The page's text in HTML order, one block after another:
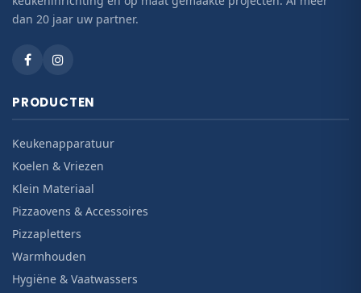
dan 20 jaar uw partner.
PRODUCTEN
Keukenapparatuur
Koelen & Vriezen
Klein Materiaal
Pizzaovens & Accessoires
Pizzapletters
Warmhouden
Hygiëne & Vaatwassers